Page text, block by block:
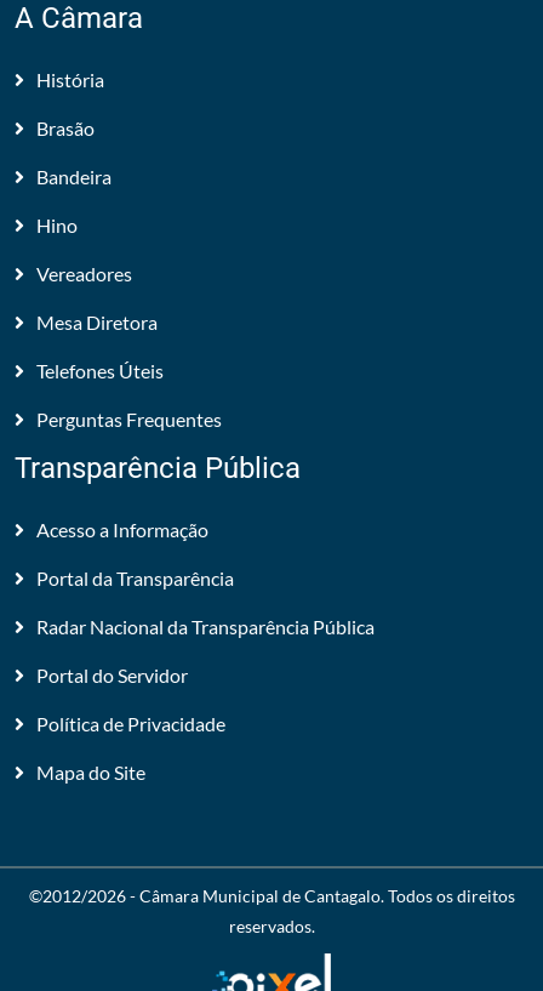
A Câmara
História
Brasão
Bandeira
Hino
Vereadores
Mesa Diretora
Telefones Úteis
Perguntas Frequentes
Transparência Pública
Acesso a Informação
Portal da Transparência
Radar Nacional da Transparência Pública
Portal do Servidor
Política de Privacidade
Mapa do Site
©2012/2026 -Câmara Municipal de Cantagalo. Todos os direitos
reservados.